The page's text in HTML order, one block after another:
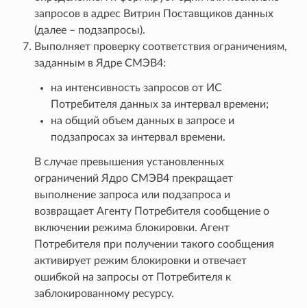
запросов в адрес Витрин Поставщиков данных
(далее – подзапросы).
Выполняет проверку соответствия ограничениям,
заданным в Ядре СМЭВ4:
на интенсивность запросов от ИС
Потребителя данных за интервал времени;
на общий объем данных в запросе и
подзапросах за интервал времени.
В случае превышения установленных
ограничений Ядро СМЭВ4 прекращает
выполнение запроса или подзапроса и
возвращает Агенту Потребителя сообщение о
включении режима блокировки. Агент
Потребителя при получении такого сообщения
активирует режим блокировки и отвечает
ошибкой на запросы от Потребителя к
заблокированному ресурсу.